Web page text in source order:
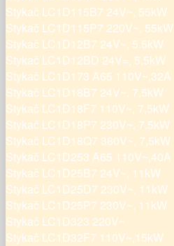
Stykač LC1D115B7 24V~, 55kW
Stykač LC1D115P7 220V~, 55kW
Stykač LC1D12B7 24V~, 5.5kW
Stykač LC1D12BD 24V=, 5,5kW
Stykač LC1D173 A65 110V~,32A
Stykač LC1D18B7 24V~, 7,5kW
Stykač LC1D18F7 110V~, 7,5kW
Stykač LC1D18P7 230V~, 7.5kW
Stykač LC1D18Q7 380V~, 7,5kW
Stykač LC1D253 A65 110V~,40A
Stykač LC1D25B7 24V~, 11kW
Stykač LC1D25D7 230V~, 11kW
Stykač LC1D25P7 230V~, 11kW
Stykač LC1D323 220V~
Stykač LC1D32F7 110V~,15kW